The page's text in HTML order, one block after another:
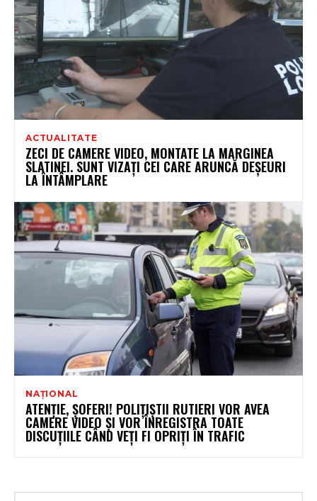
ACTUALITATE
ZECI DE CAMERE VIDEO, MONTATE LA MARGINEA
SLATINEI. SUNT VIZAȚI CEI CARE ARUNCĂ DEȘEURI
LA ÎNTÂMPLARE
NAȚIONAL
ATENŢIE, ŞOFERI! POLIŢIŞTII RUTIERI VOR AVEA
CAMERE VIDEO ŞI VOR ÎNREGISTRA TOATE
DISCUŢIILE CÂND VEŢI FI OPRIŢI ÎN TRAFIC